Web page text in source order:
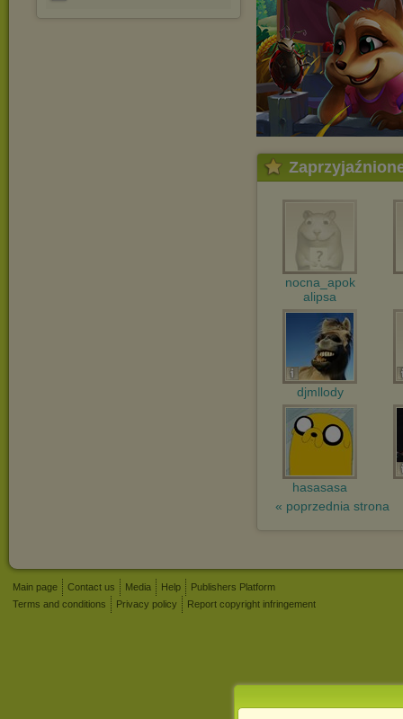
nocna_apok
alipsa
djmllody
hasasasa
« poprzednia strona
Main page Contact us Media Help
Publishers Platform
Terms and conditions
Privacy policy Report copyright infringement